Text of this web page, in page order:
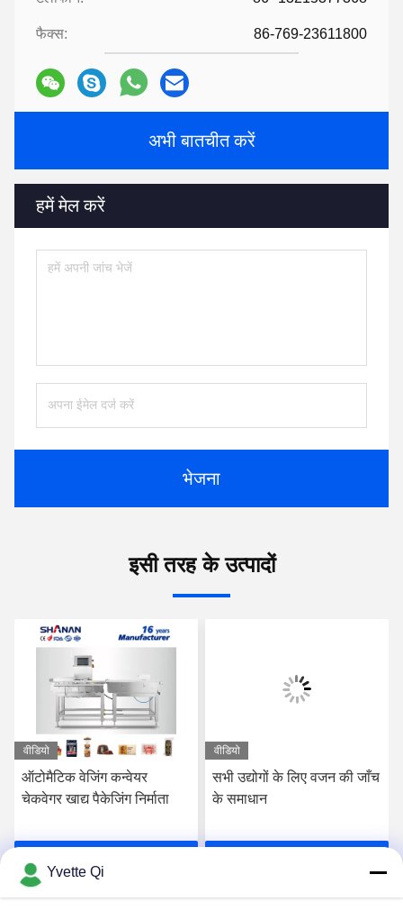
फैक्स: 86-769-23611800
अभी बातचीत करें
हमें मेल करें
भेजना
इसी तरह के उत्पादों
वीडियो
ऑटोमैटिक वेजिंग कन्वेयर
चेकवेगर खाद्य पैकेजिंग निर्माता
सर्वोत्तम मूल्य प्राप्त करें
वीडियो
सभी उद्योगों के लिए वजन की जाँच
के समाधान
Yvette Qi